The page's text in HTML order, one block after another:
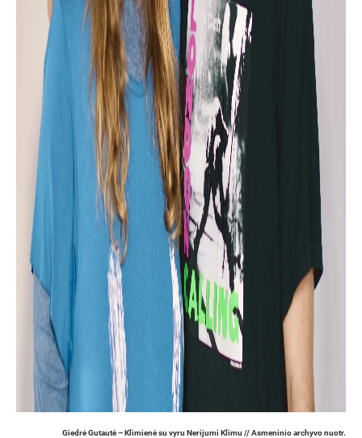
Giedrė Gutautė – Klimienė su vyru Nerijumi Klimu // Asmeninio archyvo nuotr.